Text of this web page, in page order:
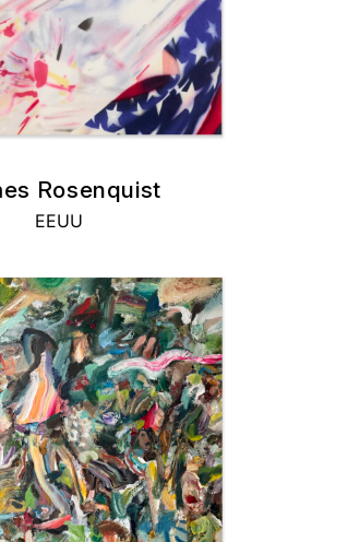
Rosenquist
EEUU